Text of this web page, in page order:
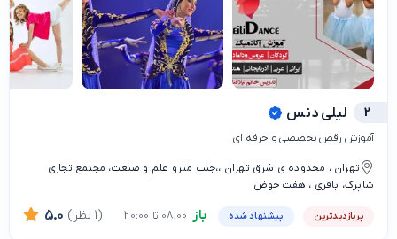
2 لیلی دنس
آموزش رقص تخصصی و حرفه ای
تهران ، محدوده ی شرق تهران ،،جنب مترو علم و صنعت، مجتمع تجاری
شاپرک، باقری ، هفت حوض
پربازدیدترین پیشنهاد شده باز 5.0 (1 نظر)